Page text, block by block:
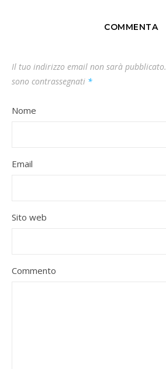
COMMENTA
Il tuo indirizzo email non sarà pubblicato.
sono contrassegnati *
Nome
Email
Sito web
Commento